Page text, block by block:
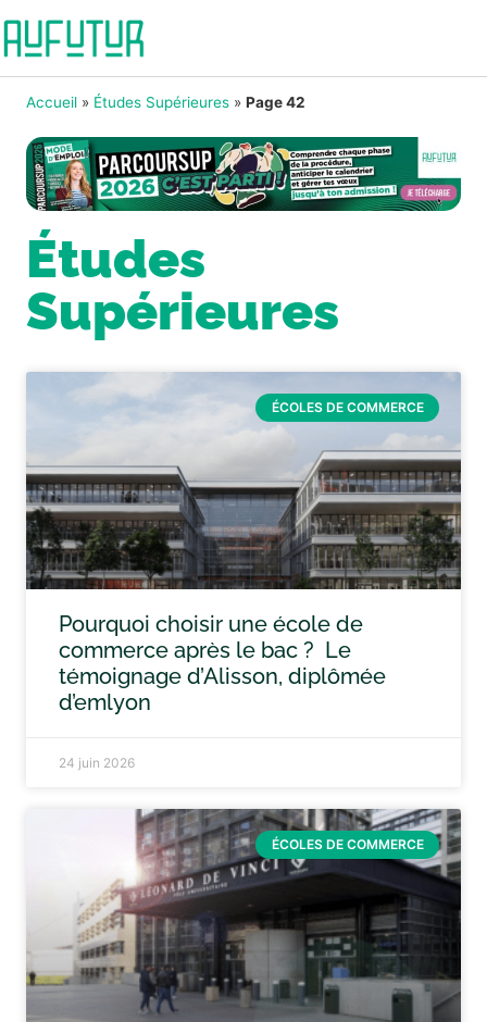
Accueil » Études Supérieures » Page 42
Études
Supérieures
ÉCOLES DE COMMERCE
Pourquoi choisir une école de
commerce après le bac ? Le
témoignage d’Alisson, diplômée
d’emlyon
24 juin 2026
ÉCOLES DE COMMERCE